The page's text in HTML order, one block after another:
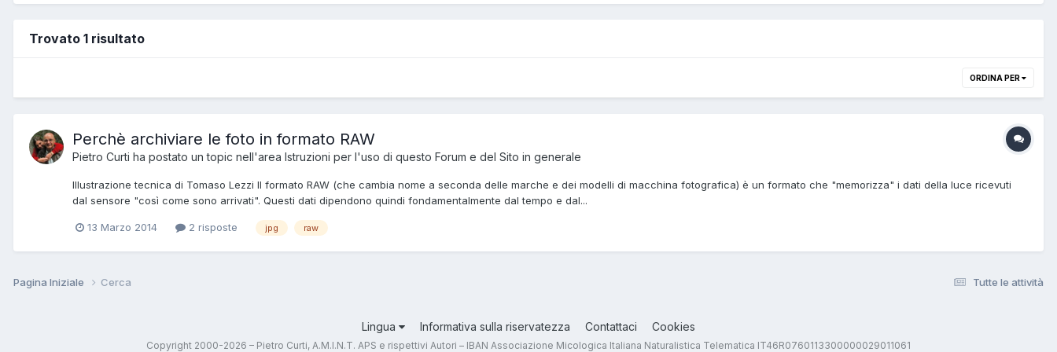
Trovato 1 risultato
ORDINA PER
Perchè archiviare le foto in formato RAW
Pietro Curti ha postato un topic nell'area Istruzioni per l'uso di questo Forum e del Sito in generale
Illustrazione tecnica di Tomaso Lezzi Il formato RAW (che cambia nome a seconda delle marche e dei modelli di macchina fotografica) è un formato che "memorizza" i dati della luce ricevuti
dal sensore "così come sono arrivati". Questi dati dipendono quindi fondamentalmente dal tempo e dal...
13 Marzo 2014 2 risposte jpg raw
Tutte le attività
Pagina Iniziale Cerca
Lingua Informativa sulla riservatezza Contattaci Cookies
Copyright 2000-2026 – Pietro Curti, A.M.I.N.T. APS e rispettivi Autori – IBAN Associazione Micologica Italiana Naturalistica Telematica IT46R0760113300000029011061